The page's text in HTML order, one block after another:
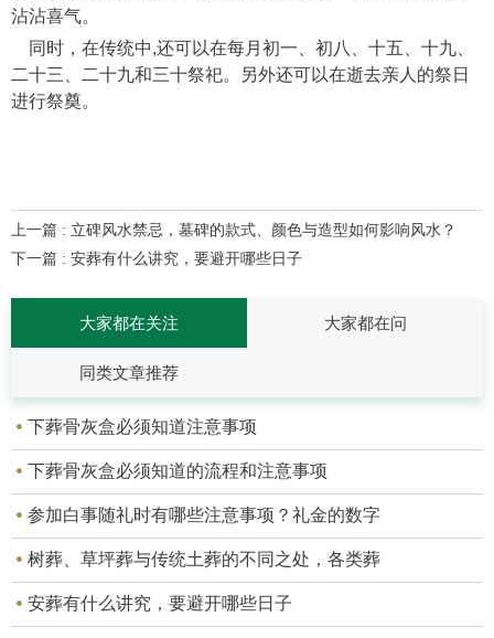
沾沾喜气。
同时，在传统中,还可以在每月初一、初八、十五、十九、
二十三、二十九和三十祭祀。另外还可以在逝去亲人的祭日
进行祭奠。
上一篇 : 立碑风水禁忌，墓碑的款式、颜色与造型如何影响风水？
下一篇 : 安葬有什么讲究，要避开哪些日子
大家都在关注 大家都在问
同类文章推荐
下葬骨灰盒必须知道注意事项
下葬骨灰盒必须知道的流程和注意事项
参加白事随礼时有哪些注意事项？礼金的数字
树葬、草坪葬与传统土葬的不同之处，各类葬
安葬有什么讲究，要避开哪些日子